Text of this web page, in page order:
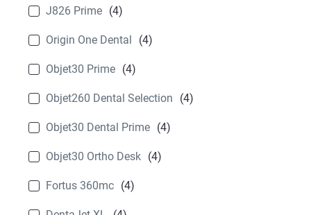
J826 Prime (4)
Origin One Dental (4)
Objet30 Prime (4)
Objet260 Dental Selection (4)
Objet30 Dental Prime (4)
Objet30 Ortho Desk (4)
Fortus 360mc (4)